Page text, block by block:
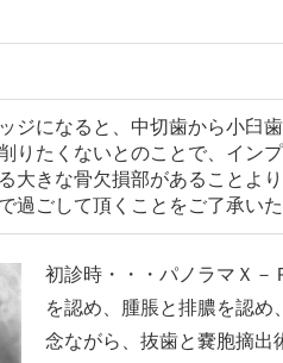
ジになると、中切歯から小臼
りたくないとのことで、イン
大きな骨欠損部があることよ
過ごして頂くことをご了承いた
初診時・・・パノラマＸ－
を認め、腫脹と排膿を認め
念ながら、抜歯と嚢胞摘出